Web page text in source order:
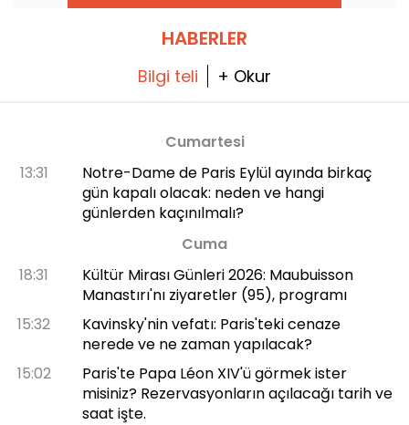
HABERLER
Bilgi teli + Okur
Cumartesi
13:31
Notre-Dame de Paris Eylül ayında birkaç
gün kapalı olacak: neden ve hangi
günlerden kaçınılmalı?
Cuma
18:31
Kültür Mirası Günleri 2026: Maubuisson
Manastırı'nı ziyaretler (95), programı
15:32
Kavinsky'nin vefatı: Paris'teki cenaze
nerede ve ne zaman yapılacak?
15:02
Paris'te Papa Léon XIV'ü görmek ister
misiniz? Rezervasyonların açılacağı tarih ve
saat işte.